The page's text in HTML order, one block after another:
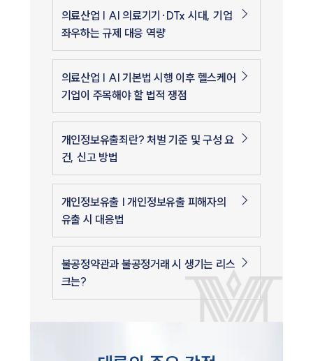
의료산업 | AI 의료기기·DTx 시대, 기업
좌우하는 규제 대응 역량
의료산업 | AI 기본법 시행 이후 헬스케어
기업이 주목해야 할 법적 쟁점
개인정보유출죄란? 처벌 기준 및 구성 요
건, 신고 방법
개인정보유출 | 개인정보유출 피해자의
유출 시 대응법
불공정약관과 불공정거래 시 생기는 리스
크는?